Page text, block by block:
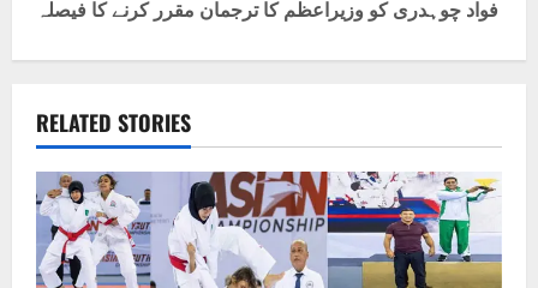
t
n
a
v
i
g
فواد چوہدری کو وزیراعظم کا ترجمان مقرر کرنے کا فیصلہ
RELATED STORIES